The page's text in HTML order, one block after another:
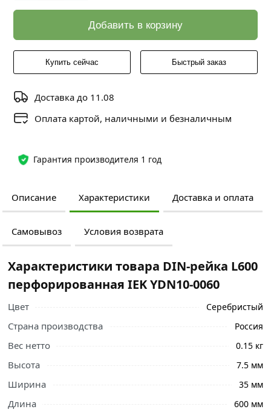
Гарантия производителя 1 год
Добавить в корзину
Купить сейчас Быстрый заказ
Доставка до 11.08
Оплата картой, наличными и безналичным
Описание Характеристики Доставка и оплата
Самовывоз Условия возврата
Ознакомьтесь с подробными характеристиками,
Характеристики товара DIN-рейка L600
перфорированная IEK YDN10-0060
Цвет Серебристый
Страна производства Россия
Вес нетто 0.15 кг
Высота 7.5 мм
Ширина 35 мм
Длина 600 мм